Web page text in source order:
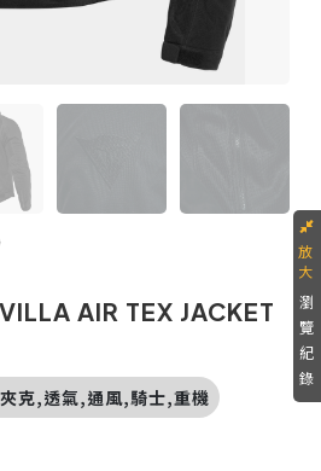
AIR TEX JACKET
克,透氣,通風,騎士,重機
瀏
覽
紀
錄